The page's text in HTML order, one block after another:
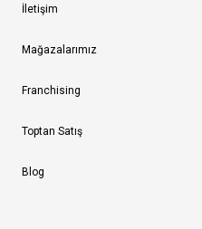
İletişim
Mağazalarımız
Franchising
Toptan Satış
Blog